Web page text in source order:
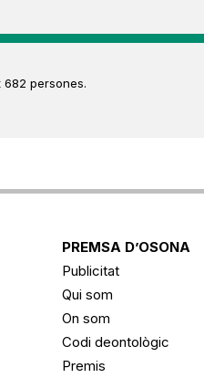
682 persones.
PREMSA D’OSONA
Publicitat
Qui som
On som
Codi deontològic
Premis